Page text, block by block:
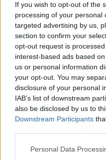
If you wish to opt-out of the
processing of your personal
targeted advertising by us,
section to confirm your
opt-out request is
interest-based ads based
us or personal information
your opt-out. You may
disclosure of your personal
IAB’s list of downstream
also be disclosed by us to
Downstream Participants
Personal Data
ΚΡΗΤΗ
Κρήτη: Οι
8
Tα ζώδια
8
ΓΕΎΣΗ -
Δήμος
2026, 16ο